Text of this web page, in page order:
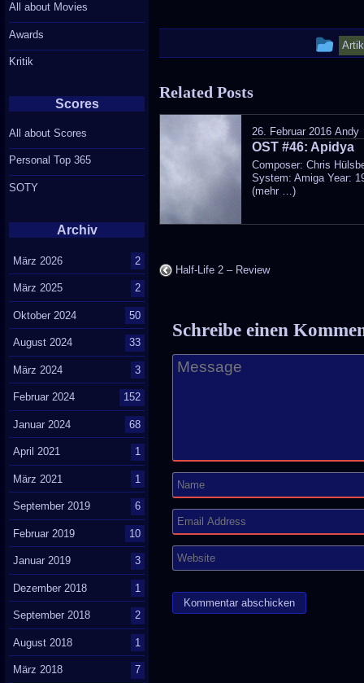
in
Related Posts
26. Februar 2016 Andy
OST #46: Apidya
Composer: Chris
System: Amiga Year:
(mehr …)
Half-Life 2 – Review
Schreibe einen
All about Movies
Awards
Kritik
Scores
All about Scores
Personal Top 365
SOTY
Archiv
März 2026 2
März 2025 2
Oktober 2024 50
August 2024 33
März 2024 3
Februar 2024 152
Januar 2024 68
April 2021 1
März 2021 1
September 2019 6
Februar 2019 10
Januar 2019 3
Dezember 2018 1
September 2018 2
August 2018 1
März 2018 7